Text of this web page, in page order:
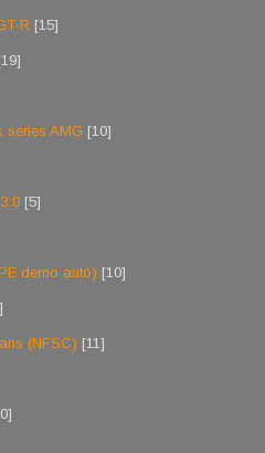
R [15]
series AMG [10]
[5]
demo autó) [10]
(NFSC) [11]